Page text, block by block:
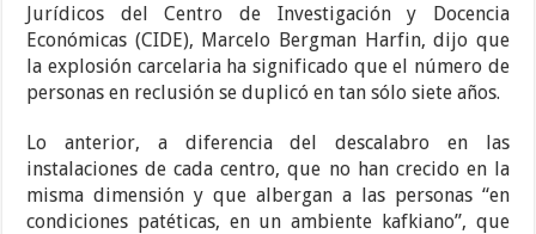
Jurídicos del Centro de Investigación y Docencia
Económicas (CIDE), Marcelo Bergman Harfin, dijo que
la explosión carcelaria ha significado que el número de
personas en reclusión se duplicó en tan sólo siete años.
Lo anterior, a diferencia del descalabro en las
instalaciones de cada centro, que no han crecido en la
misma dimensión y que albergan a las personas “en
condiciones patéticas, en un ambiente kafkiano”, que